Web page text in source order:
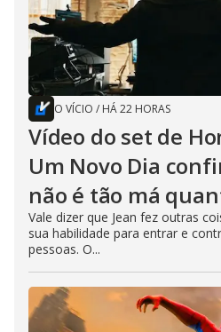
O VÍCIO / HÁ 22 HORAS
Vídeo do set de
Um Novo Dia
não é tão má
Vale dizer que Jean fez outras
sua habilidade para entrar e
pessoas. O...